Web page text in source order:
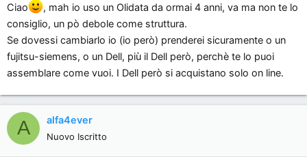
Ciao
, mah io uso un Olidata da ormai 4 anni, va ma non te lo
consiglio, un pò debole come struttura.
Se dovessi cambiarlo io (io però) prenderei sicuramente o un
fujitsu-siemens, o un Dell, più il Dell però, perchè te lo puoi
assemblare come vuoi. I Dell però si acquistano solo on line.
A alfa4ever
Nuovo Iscritto